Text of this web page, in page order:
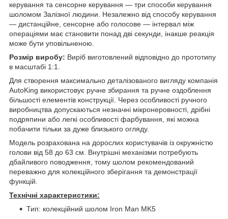
керування та сенсорне керування — три способи керування
шоломом Залізної людини. Незалежно від способу керування
— дистанційне, сенсорне або голосове — інтервал між
операціями має становити понад дві секунди, інакше реакція
може бути уповільненою.
Розмір виробу: Виріб виготовлений відповідно до прототипу
в масштабі 1:1.
Для створення максимально деталізованого вигляду компанія
AutoKing використовує ручне збирання та ручне оздоблення
більшості елементів конструкції. Через особливості ручного
виробництва допускаються незначні мікронеровності, дрібні
подряпини або легкі особливості фарбування, які можна
побачити тільки за дуже близького огляду.
Модель розрахована на дорослих користувачів із окружністю
голови від 58 до 63 см. Внутрішні механізми потребують
дбайливого поводження, тому шолом рекомендований
переважно для колекційного зберігання та демонстрації
функцій.
Технічні характеристики:
Тип: колекційний шолом Iron Man MK5